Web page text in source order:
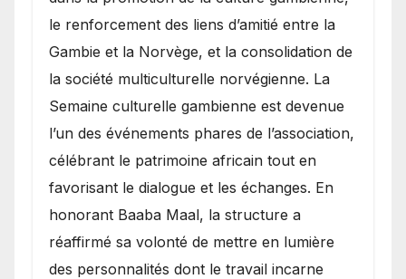
le renforcement des liens d’amitié entre la
Gambie et la Norvège, et la consolidation de
la société multiculturelle norvégienne. La
Semaine culturelle gambienne est devenue
l’un des événements phares de l’association,
célébrant le patrimoine africain tout en
favorisant le dialogue et les échanges. En
honorant Baaba Maal, la structure a
réaffirmé sa volonté de mettre en lumière
des personnalités dont le travail incarne